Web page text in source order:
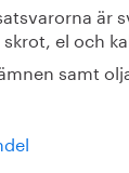
är
el och
samt